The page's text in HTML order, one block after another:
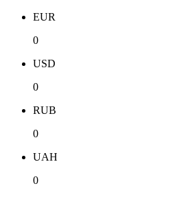
EUR
0
USD
0
RUB
0
UAH
0